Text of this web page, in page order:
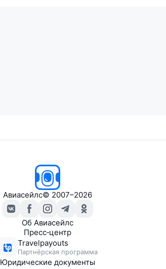
Авиасейлс© 2007–2026
Об Авиасейлс
Пресс‑центр
Travelpayouts
Партнёрская программа
Юридические документы